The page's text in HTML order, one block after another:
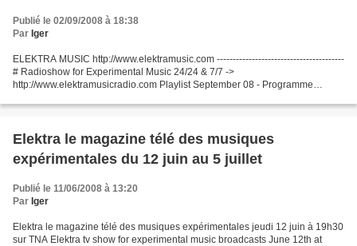
Publié le 02/09/2008 à 18:38
Par Iger
ELEKTRA MUSIC http://www.elektramusic.com ----------------------------------------
# Radioshow for Experimental Music 24/24 & 7/7 ->
http://www.elektramusicradio.com Playlist September 08 - Programme
Elektra le magazine télé des musiques
expérimentales du 12 juin au 5 juillet
Publié le 11/06/2008 à 13:20
Par Iger
Elektra le magazine télé des musiques expérimentales jeudi 12 juin à 19h30
sur TNA Elektra tv show for experimental music broadcasts June 12th at